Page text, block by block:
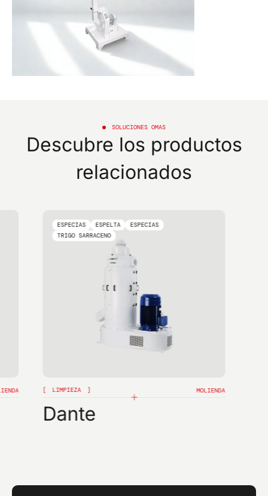
SOLUCIONES OMAS
Descubre los productos
relacionados
ESPECIAS ESPELTA
ESPECIAS
TRIGO SARRACENO
LIMPIEZA MOLIENDA
Dante